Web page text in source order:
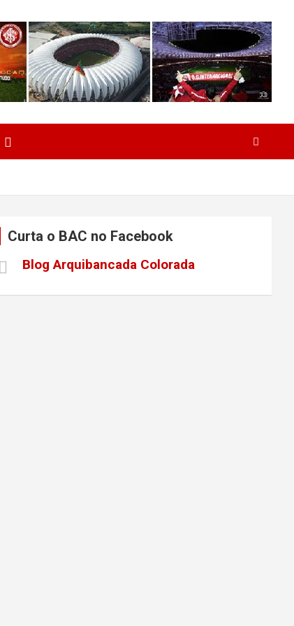
Curta o BAC no Facebook
Blog Arquibancada Colorada